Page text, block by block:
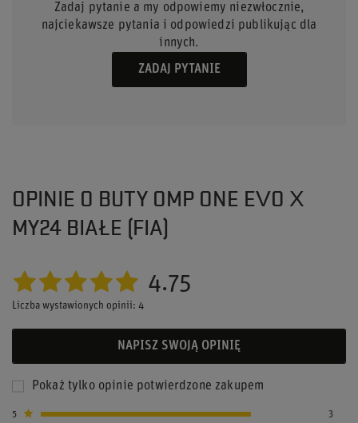
Zadaj pytanie a my odpowiemy niezwłocznie,
najciekawsze pytania i odpowiedzi publikując dla
innych.
ZADAJ PYTANIE
OPINIE O BUTY OMP ONE EVO X
MY24 BIAŁE (FIA)
4.75
Liczba wystawionych opinii: 4
NAPISZ SWOJĄ OPINIĘ
Pokaż tylko opinie potwierdzone zakupem
5
3